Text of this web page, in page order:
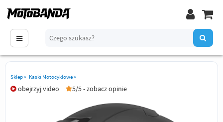
Sklep» Kaski Motocyklowe»
obejrzyj video 5/5 - zobacz opinie